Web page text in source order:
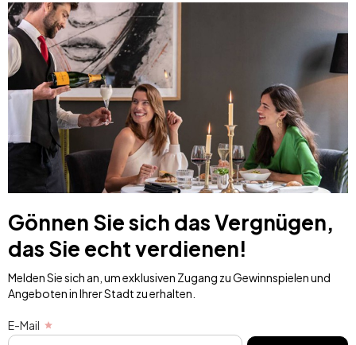
Gönnen Sie sich das Vergnügen,
das Sie echt verdienen!
Melden Sie sich an, um exklusiven Zugang zu Gewinnspielen und
Angeboten in Ihrer Stadt zu erhalten.
E-Mail